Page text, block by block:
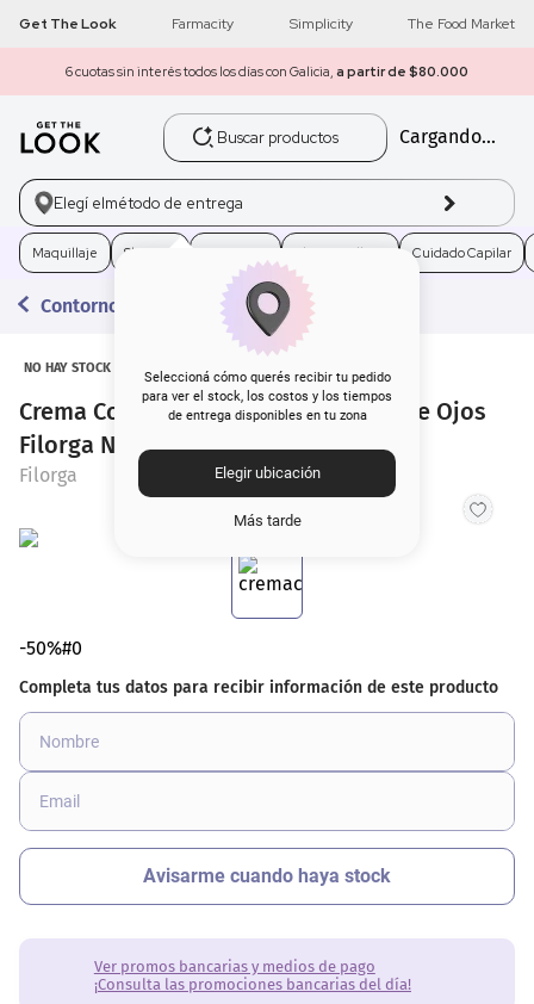
Get The Look Farmacity Simplicity The Food Market
6 cuotas sin interés todos los días con Galicia, a partir de $80.000
Buscar productos
Cargando...
Elegí elmétodo de entrega
Seleccioná cómo querés recibir tu pedido
para ver el stock, los costos y los tiempos
de entrega disponibles en tu zona
Elegir ubicación
Más tarde
Maquillaje Skincare Electro Belleza Cuidado Capilar
Contorno de Ojos
NO HAY STOCK
Crema Concentrada para Contorno de Ojos
Filorga NCEF- Reverse Eyes x 15 ml
Filorga
-50%#0
Ver promos bancarias y medios de pago
¡Consulta las promociones bancarias del día!
1 get the look
2 máscara pestañas
loreal
4. brochas
5. corrector
6. rubor
7. serum
8.
10. nyx